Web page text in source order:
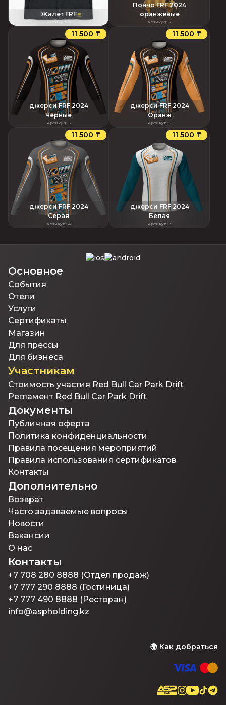
Жилет FRF
Артикул 9
Пончо FRF 2024
оранжевые
Артикул: 7
11 500 ₸
джерси FRF 2024
Чёрные
Артикул: 6
11 500 ₸
джерси FRF 2024
Оранж
Артикул: 5
11 500 ₸
джерси FRF 2024
Серая
Артикул: 4
11 500 ₸
джерси FRF 2024
Белая
Артикул: 3
Основное
События
Отели
Услуги
Сертификаты
Магазин
Для прессы
Для бизнеса
Участникам
Стоимость участия Red Bull Car Park Drift
Регламент Red Bull Car Park Drift
Документы
Публичная оферта
Политика конфиденциальности
Правила посещения мероприятий
Правила использования сертификатов
Контакты
Дополнительно
Возврат
Часто задаваемые вопросы
Новости
Вакансии
О нас
Контакты
+7 708 280 8888 (Отдел продаж)
+7 777 290 8888 (Гостиница)
+7 777 490 8888 (Ресторан)
info@aspholding.kz
🌍 Как добраться